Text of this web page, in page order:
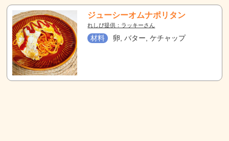
ジューシーオムナポリタン
れしぴ提供：ラッキーさん
材料 卵, バター, ケチャップ